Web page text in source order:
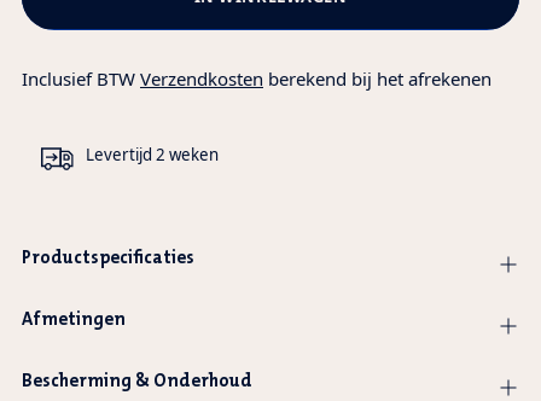
Inclusief BTW Verzendkosten berekend bij het afrekenen
Levertijd 2 weken
Productspecificaties
Afmetingen
Bescherming & Onderhoud